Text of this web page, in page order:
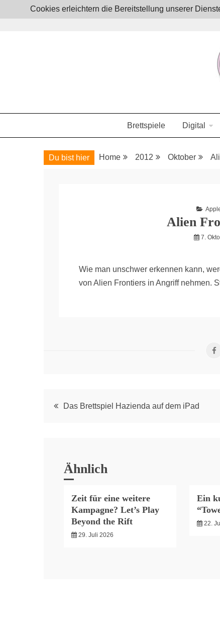
to
JoystickZ
Brettspiele Digital
Du bist hier Home 2012 Oktober
Alien
7.
Wie man unschwer erkennen kann,
von Alien Frontiers in Angriff nehmen.
PostDas Brettspiel Hazienda auf dem iPad
Ähnlich
Zeit für eine weitere
Kampagne? Let’s Play
Beyond the Rift
29. Juli 2026
Ein
22.
Cookies erleichtern die Bereitstellung unserer